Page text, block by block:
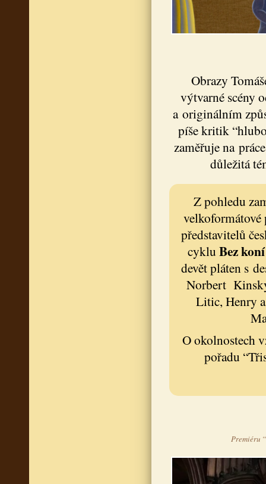
Obrazy
výtvarné scény
a originálním
píše kritik
zaměřuje na
důležitá
Z pohledu
velkoformátové
představitelů
cyklu Bez koní
devět pláten s
Norbert
Litic, Henry
O okolnostech
pořadu
Premiéru